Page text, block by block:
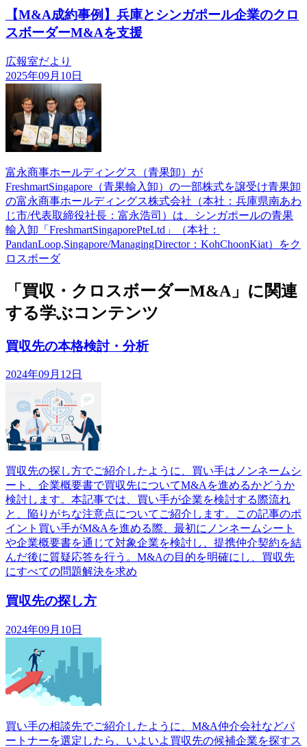
【M&A成約事例】兵庫とシンガポール企業のクロ
スボーダーM&Aを支援
広報室だより
2025年09月10日
富永商事ホールディングス（青果卸）が
FreshmartSingapore（青果輸入卸）の一部株式を譲受け青果卸
の富永商事ホールディングス株式会社（本社：兵庫県南あわ
じ市/代表取締役社長：富永浩司）は、シンガポールの青果
輸入卸「FreshmartSingaporePteLtd」（本社：
PandanLoop,Singapore/ManagingDirector：KohChoonKiat）をク
ロスボーダ
「買収・クロスボーダーM&A」に関連
する学ぶコンテンツ
買収先の本格検討・分析
2024年09月12日
買収先の探し方でご紹介したように、買い手はノンネームシ
ート、企業概要書で買収先についてM&Aを進めるかどうか
検討します。本記事では、買い手が企業を検討する際流れ
と、陥りがちな注意点についてご紹介します。この記事のポ
イント買い手がM&Aを進める際、最初にノンネームシート
や企業概要書を通じて対象企業を検討し、提携仲介契約を結
んだ後に質疑応答を行う。M&Aの目的を明確にし、買収先
にすべての問題解決を求め
買収先の探し方
2024年09月10日
買い手の相談先でご紹介したように、M&A仲介会社などパ
ートナーを選定したら、いよいよ買収先の候補企業を探すス